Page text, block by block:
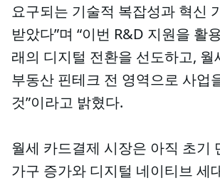
요구되는 기술적 복잡성과 혁신
받았다”며 “이번 R&D 지원을 활
래의 디지털 전환을 선도하고, 월
부동산 핀테크 전 영역으로 사업
것”이라고 밝혔다.
월세 카드결제 시장은 아직 초기
가구 증가와 디지털 네이티브 세